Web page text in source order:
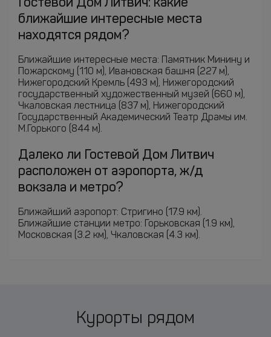
Гостевой Дом Литвич: какие
ближайшие интересные места
находятся рядом?
Ближайшие интересные места: Памятник Минину и
Пожарскому (110 м), Ивановская башня (227 м),
Нижегородский Кремль (493 м), Нижегородский
государственный художественный музей (660 м),
Чкаловская лестница (837 м), Нижегородский
Государственный Академический Театр Драмы им.
М.Горького (844 м).
Далеко ли Гостевой Дом Литвич
расположен от аэропорта, ж/д
вокзала и метро?
Ближайший аэропорт: Стригино (17.9 км).
Ближайшие станции метро: Горьковская (1.9 км),
Московская (3.2 км), Чкаловская (4.3 км).
Курорты рядом